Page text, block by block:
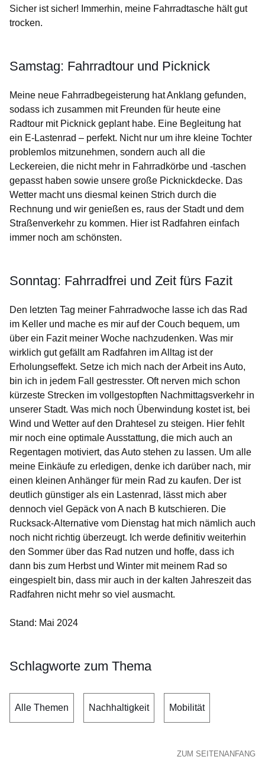
Sicher ist sicher! Immerhin, meine Fahrradtasche hält gut
trocken.
Samstag: Fahrradtour und Picknick
Meine neue Fahrradbegeisterung hat Anklang gefunden,
sodass ich zusammen mit Freunden für heute eine
Radtour mit Picknick geplant habe. Eine Begleitung hat
ein E-Lastenrad – perfekt. Nicht nur um ihre kleine Tochter
problemlos mitzunehmen, sondern auch all die
Leckereien, die nicht mehr in Fahrradkörbe und -taschen
gepasst haben sowie unsere große Picknickdecke. Das
Wetter macht uns diesmal keinen Strich durch die
Rechnung und wir genießen es, raus der Stadt und dem
Straßenverkehr zu kommen. Hier ist Radfahren einfach
immer noch am schönsten.
Sonntag: Fahrradfrei und Zeit fürs Fazit
Den letzten Tag meiner Fahrradwoche lasse ich das Rad
im Keller und mache es mir auf der Couch bequem, um
über ein Fazit meiner Woche nachzudenken. Was mir
wirklich gut gefällt am Radfahren im Alltag ist der
Erholungseffekt. Setze ich mich nach der Arbeit ins Auto,
bin ich in jedem Fall gestresster. Oft nerven mich schon
kürzeste Strecken im vollgestopften Nachmittagsverkehr in
unserer Stadt. Was mich noch Überwindung kostet ist, bei
Wind und Wetter auf den Drahtesel zu steigen. Hier fehlt
mir noch eine optimale Ausstattung, die mich auch an
Regentagen motiviert, das Auto stehen zu lassen. Um alle
meine Einkäufe zu erledigen, denke ich darüber nach, mir
einen kleinen Anhänger für mein Rad zu kaufen. Der ist
deutlich günstiger als ein Lastenrad, lässt mich aber
dennoch viel Gepäck von A nach B kutschieren. Die
Rucksack-Alternative vom Dienstag hat mich nämlich auch
noch nicht richtig überzeugt. Ich werde definitiv weiterhin
den Sommer über das Rad nutzen und hoffe, dass ich
dann bis zum Herbst und Winter mit meinem Rad so
eingespielt bin, dass mir auch in der kalten Jahreszeit das
Radfahren nicht mehr so viel ausmacht.
Stand: Mai 2024
Schlagworte zum Thema
Alle Themen Nachhaltigkeit Mobilität
ZUM SEITENANFANG